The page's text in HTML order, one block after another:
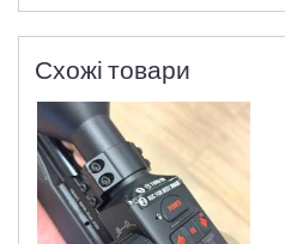
Схожі товари